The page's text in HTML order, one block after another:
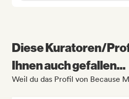
Diese Kuratoren/
Ihnen auch gefallen...
Weil du das Profil von Because